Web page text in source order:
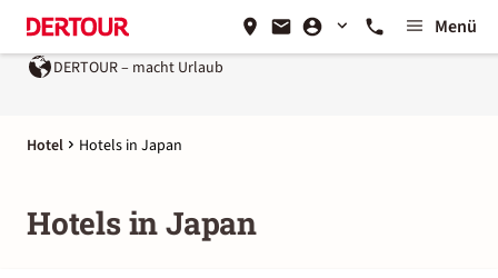
Menü
– macht Urlaub Ein Unternehmen der
Hotel Hotels in Japan
Hotels in Japan